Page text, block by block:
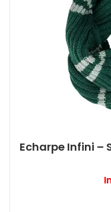
Echarpe Infini –